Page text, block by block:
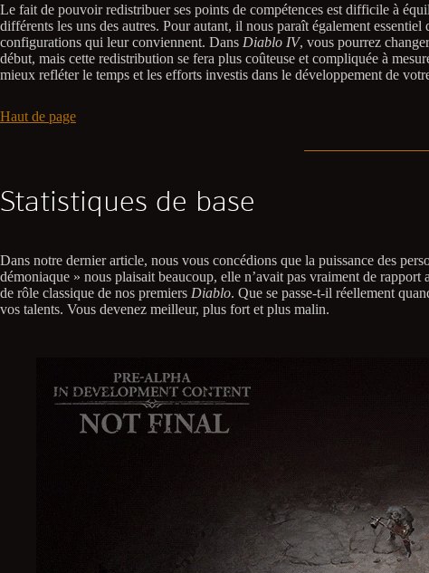
Le fait de pouvoir redistribuer ses points de compétences est difficile à
différents les uns des autres. Pour autant, il nous paraît également
configurations qui leur conviennent. Dans Diablo IV, vous pourrez
début, mais cette redistribution se fera plus coûteuse et compliquée à
mieux refléter le temps et les efforts investis dans le développement de
Haut de page
Statistiques de base
Dans notre dernier article, nous vous concédions que la puissance des
démoniaque » nous plaisait beaucoup, elle n’avait pas vraiment de
de rôle classique de nos premiers Diablo. Que se passe-t-il réellement
vos talents. Vous devenez meilleur, plus fort et plus malin.